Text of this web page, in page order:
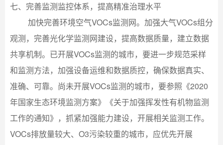
七、完善监测监控体系，提高精准治理水平
加快完善环境空气VOCs监测网。加强大气VOCs组分
观测，完善光化学监测网建设，提高数据质量，建立数据
共享机制。已开展VOCs监测的城市，要进一步规范采样
和监测方法，加强设备运维和数据质控，确保数据真实、
准确、可靠。尚未开展VOCs监测的城市，要参照《2020
年国家生态环境监测方案》《关于加强挥发性有机物监测
工作的通知》，抓紧加强能力建设，开展相关监测工作。
VOCs排放量较大、O3污染较重的城市，应优先开展